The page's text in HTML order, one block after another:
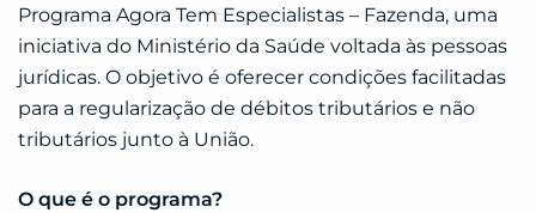
Programa Agora Tem Especialistas – Fazenda, uma
iniciativa do Ministério da Saúde voltada às pessoas
jurídicas. O objetivo é oferecer condições facilitadas
para a regularização de débitos tributários e não
tributários junto à União.
O que é o programa?